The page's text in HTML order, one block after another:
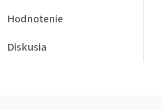
Hodnotenie
Diskusia